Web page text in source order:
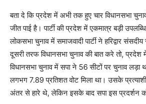
बता दे कि प्रदेश में अभी तक हुए चार विधानसभा
जीत पाई है। पार्टी की प्रदेश में एकमात्र बड़ी
लोकसभा चुनाव में समाजवादी पार्टी ने हरिद्वार
दूसरी तरफ विधानसभा चुनाव की बात करे तो,
विधानसभा चुनाव में सपा ने 56 सीटों पर चुनाव लड़ा
लगभग 7.89 प्रतिशत वोट मिला था। उसके
अंतर से हारे थे, लेकिन इसके बाद सपा इस प्रदर्शन को